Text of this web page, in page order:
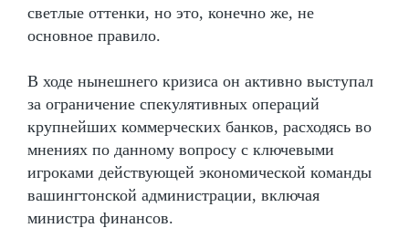
светлые оттенки, но это, конечно же, не
основное правило.
В ходе нынешнего кризиса он активно выступал
за ограничение спекулятивных операций
крупнейших коммерческих банков, расходясь во
мнениях по данному вопросу с ключевыми
игроками действующей экономической команды
вашингтонской администрации, включая
министра финансов.